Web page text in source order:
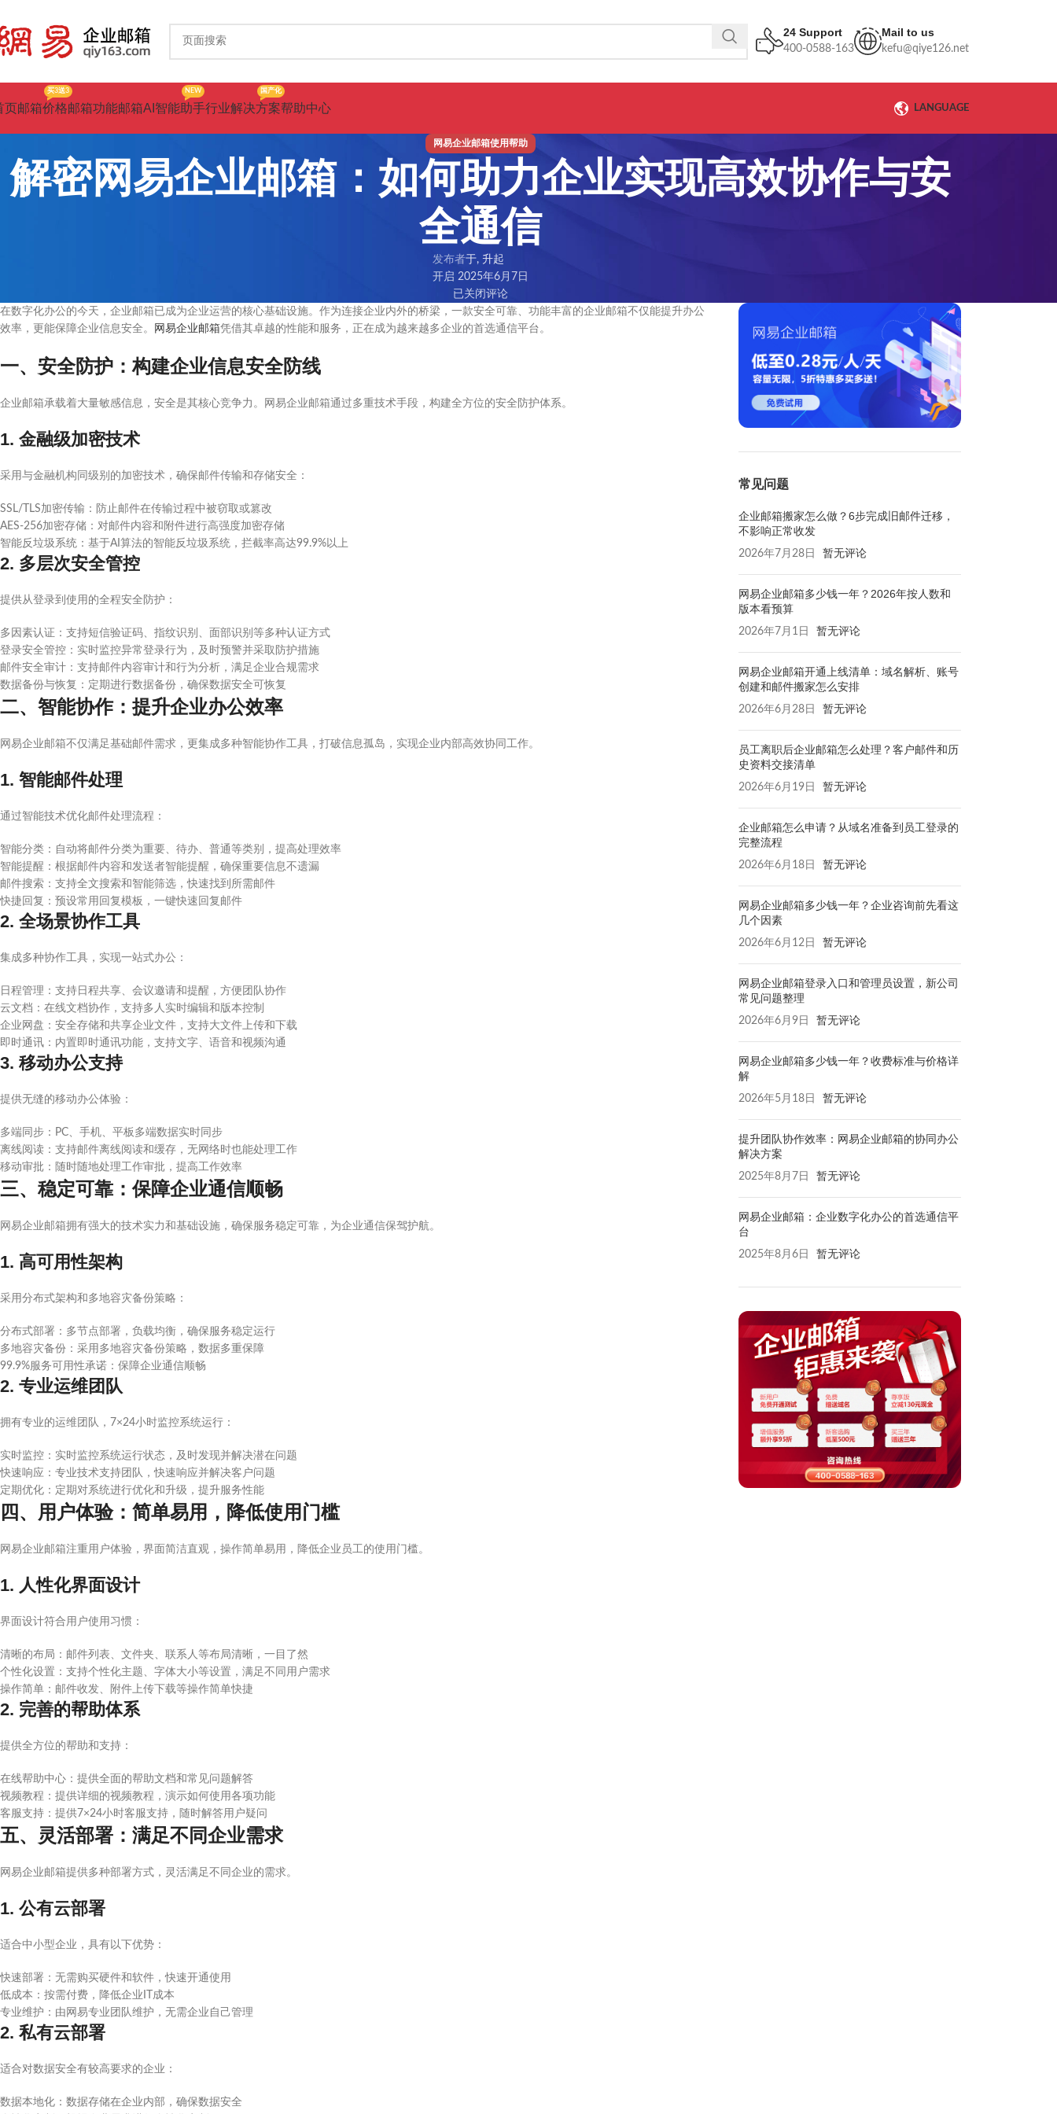
24 Support
400-0588-163
Mail to us
kefu@qiye126.net
页邮箱价格
买3送3
邮箱功能邮箱AI智能助手
NEW
行业解决方案
国产化
帮助中心 LANGUAGE
网易企业邮箱使用帮助
解密网易企业邮箱：如何助力企业实现高效协作与安
全通信
发布者于, 升起
开启 2025年6月7日
已关闭评论
在数字化办公的今天，企业邮箱已成为企业运营的核心基础设施。作为连接企业内外的桥梁，一款安全可靠、功能丰富的企业邮箱不仅能提升办公
效率，更能保障企业信息安全。
网易企业邮箱凭借其卓越的性能和服务，正在成为越来越多企业的首选通信平台。
一、安全防护：构建企业信息安全防线
企业邮箱承载着大量敏感信息，安全是其核心竞争力。网易企业邮箱通过多重技术手段，构建全方位的安全防护体系。
1. 金融级加密技术
采用与金融机构同级别的加密技术，确保邮件传输和存储安全：
SSL/TLS加密传输：防止邮件在传输过程中被窃取或篡改
AES-256加密存储：对邮件内容和附件进行高强度加密存储
智能反垃圾系统：基于AI算法的智能反垃圾系统，拦截率高达99.9%以上
2. 多层次安全管控
提供从登录到使用的全程安全防护：
多因素认证：支持短信验证码、指纹识别、面部识别等多种认证方式
登录安全管控：实时监控异常登录行为，及时预警并采取防护措施
邮件安全审计：支持邮件内容审计和行为分析，满足企业合规需求
数据备份与恢复：定期进行数据备份，确保数据安全可恢复
二、智能协作：提升企业办公效率
网易企业邮箱不仅满足基础邮件需求，更集成多种智能协作工具，打破信息孤岛，实现企业内部高效协同工作。
1. 智能邮件处理
通过智能技术优化邮件处理流程：
智能分类：自动将邮件分类为重要、待办、普通等类别，提高处理效率
智能提醒：根据邮件内容和发送者智能提醒，确保重要信息不遗漏
邮件搜索：支持全文搜索和智能筛选，快速找到所需邮件
快捷回复：预设常用回复模板，一键快速回复邮件
2. 全场景协作工具
集成多种协作工具，实现一站式办公：
日程管理：支持日程共享、会议邀请和提醒，方便团队协作
云文档：在线文档协作，支持多人实时编辑和版本控制
企业网盘：安全存储和共享企业文件，支持大文件上传和下载
即时通讯：内置即时通讯功能，支持文字、语音和视频沟通
3. 移动办公支持
提供无缝的移动办公体验：
多端同步：PC、手机、平板多端数据实时同步
离线阅读：支持邮件离线阅读和缓存，无网络时也能处理工作
移动审批：随时随地处理工作审批，提高工作效率
三、稳定可靠：保障企业通信顺畅
网易企业邮箱拥有强大的技术实力和基础设施，确保服务稳定可靠，为企业通信保驾护航。
1. 高可用性架构
采用分布式架构和多地容灾备份策略：
分布式部署：多节点部署，负载均衡，确保服务稳定运行
多地容灾备份：采用多地容灾备份策略，数据多重保障
99.9%服务可用性承诺：保障企业通信顺畅
2. 专业运维团队
拥有专业的运维团队，7×24小时监控系统运行：
实时监控：实时监控系统运行状态，及时发现并解决潜在问题
快速响应：专业技术支持团队，快速响应并解决客户问题
定期优化：定期对系统进行优化和升级，提升服务性能
四、用户体验：简单易用，降低使用门槛
网易企业邮箱注重用户体验，界面简洁直观，操作简单易用，降低企业员工的使用门槛。
1. 人性化界面设计
界面设计符合用户使用习惯：
清晰的布局：邮件列表、文件夹、联系人等布局清晰，一目了然
个性化设置：支持个性化主题、字体大小等设置，满足不同用户需求
操作简单：邮件收发、附件上传下载等操作简单快捷
2. 完善的帮助体系
提供全方位的帮助和支持：
在线帮助中心：提供全面的帮助文档和常见问题解答
视频教程：提供详细的视频教程，演示如何使用各项功能
客服支持：提供7×24小时客服支持，随时解答用户疑问
五、灵活部署：满足不同企业需求
网易企业邮箱提供多种部署方式，灵活满足不同企业的需求。
1. 公有云部署
适合中小型企业，具有以下优势：
快速部署：无需购买硬件和软件，快速开通使用
低成本：按需付费，降低企业IT成本
专业维护：由网易专业团队维护，无需企业自己管理
2. 私有云部署
适合对数据安全有较高要求的企业：
数据本地化：数据存储在企业内部，确保数据安全
常见问题
企业邮箱搬家怎么做？6步完成旧邮件迁移，
不影响正常收发
2026年7月28日 暂无评论
网易企业邮箱多少钱一年？2026年按人数和
版本看预算
2026年7月1日 暂无评论
网易企业邮箱开通上线清单：域名解析、账号
创建和邮件搬家怎么安排
2026年6月28日 暂无评论
员工离职后企业邮箱怎么处理？客户邮件和历
史资料交接清单
2026年6月19日 暂无评论
企业邮箱怎么申请？从域名准备到员工登录的
完整流程
2026年6月18日 暂无评论
网易企业邮箱多少钱一年？企业咨询前先看这
几个因素
2026年6月12日 暂无评论
网易企业邮箱登录入口和管理员设置，新公司
常见问题整理
2026年6月9日 暂无评论
网易企业邮箱多少钱一年？收费标准与价格详
解
2026年5月18日 暂无评论
提升团队协作效率：网易企业邮箱的协同办公
解决方案
2025年8月7日 暂无评论
网易企业邮箱：企业数字化办公的首选通信平
台
2025年8月6日 暂无评论